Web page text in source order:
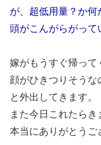
が、超低用量？か
頭がこんがらがって
嫁がもうすぐ帰って
顔がひきつりそうな
と外出してきます。
また今日これたらき
本当にありがとうご